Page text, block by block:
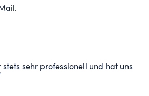
sehr professionell und hat uns